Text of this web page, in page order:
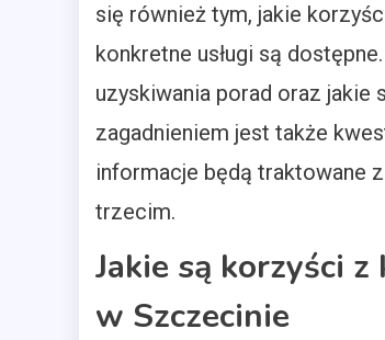
się również tym, jakie
konkretne usługi są
uzyskiwania porad oraz jakie
zagadnieniem jest także
informacje będą traktowane
trzecim.
Jakie są korzyści
w Szczecinie